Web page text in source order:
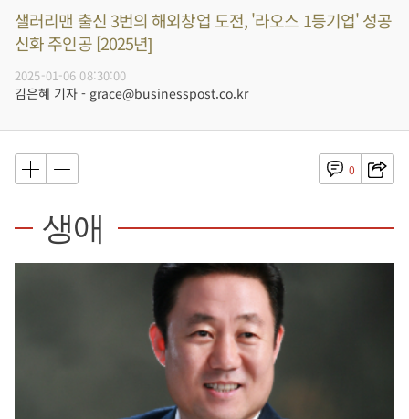
샐러리맨 출신 3번의 해외창업 도전, '라오스 1등기업' 성공
신화 주인공 [2025년]
2025-01-06 08:30:00
김은혜 기자 - grace@businesspost.co.kr
0
생애